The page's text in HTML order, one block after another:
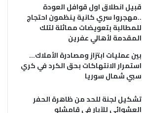
قبيل انطلاق اول قوافل العودة
..مهجروا سري كانية ينظمون احتجاج
للمطالبة بتعويضات مماثلة لتلك
المقدمة لأهالي عفرين
بين عمليات ابتزاز ومصادرة الأملاك…
استمرار الانتهاكات بحق الكرد في كري
سبي شمال سوريا
تشكيل لجنة للحد من ظاهرة الحفر
العشوائي للآبار في قامشلو